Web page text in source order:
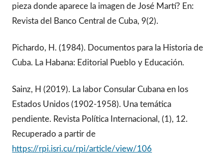
pieza donde aparece la imagen de José Martí? En:
Revista del Banco Central de Cuba, 9(2).
Pichardo, H. (1984). Documentos para la Historia de
Cuba. La Habana: Editorial Pueblo y Educación.
Sainz, H (2019). La labor Consular Cubana en los
Estados Unidos (1902-1958). Una temática
pendiente. Revista Política Internacional, (1), 12.
Recuperado a partir de
https://rpi.isri.cu/rpi/article/view/106